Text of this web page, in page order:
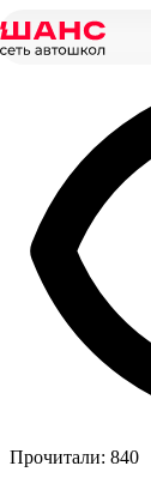
Главная/Новости
Прочитали: 840